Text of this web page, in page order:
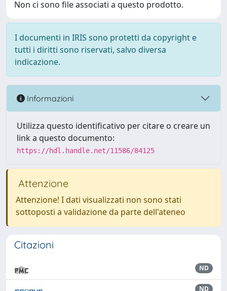
Non ci sono file associati a questo prodotto.
I documenti in IRIS sono protetti da copyright e
tutti i diritti sono riservati, salvo diversa
indicazione.
Informazioni
Utilizza questo identificativo per citare o creare un
link a questo documento:
https://hdl.handle.net/11586/84125
Attenzione
Attenzione! I dati visualizzati non sono stati
sottoposti a validazione da parte dell'ateneo
Citazioni
ND
ND